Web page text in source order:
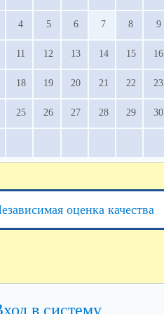
4 5 6 7 8 9
11 12 13 14 15 16
18 19 20 21 22 23
25 26 27 28 29 30
оценка качества
в систему